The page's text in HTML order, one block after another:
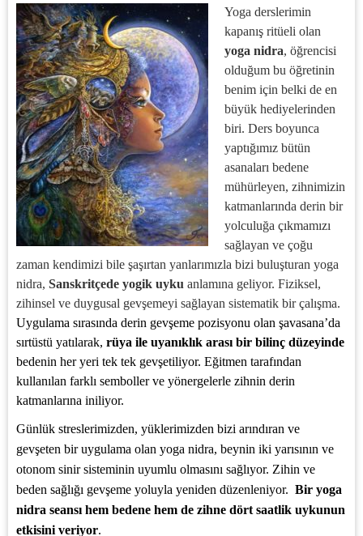
Yoga derslerimin
kapanış ritüeli olan
yoga nidra, öğrencisi
olduğum bu öğretinin
benim için belki de en
büyük hediyelerinden
biri. Ders boyunca
yaptığımız bütün
asanaları bedene
mühürleyen, zihnimizin
katmanlarında derin bir
yolculuğa çıkmamızı
sağlayan ve çoğu
zaman kendimizi bile şaşırtan yanlarımızla bizi buluşturan yoga
nidra, Sanskritçede yogik uyku anlamına geliyor. Fiziksel,
zihinsel ve duygusal gevşemeyi sağlayan sistematik bir çalışma.
Uygulama sırasında derin gevşeme pozisyonu olan şavasana’da
sırtüstü yatılarak, rüya ile uyanıklık arası bir bilinç düzeyinde
bedenin her yeri tek tek gevşetiliyor. Eğitmen tarafından
kullanılan farklı semboller ve yönergelerle zihnin derin
katmanlarına iniliyor.
Günlük streslerimizden, yüklerimizden bizi arındıran ve
gevşeten bir uygulama olan yoga nidra, beynin iki yarısının ve
otonom sinir sisteminin uyumlu olmasını sağlıyor. Zihin ve
beden sağlığı gevşeme yoluyla yeniden düzenleniyor. Bir yoga
nidra seansı hem bedene hem de zihne dört saatlik uykunun
etkisini veriyor.